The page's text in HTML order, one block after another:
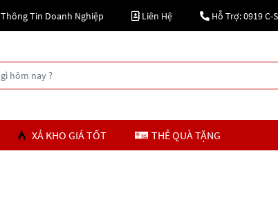
Thông Tin Doanh Nghiệp Liên Hệ Hỗ Trợ: 0919 C-
XẢ KHO GIÁ TỐT THẺ QUÀ TẶNG